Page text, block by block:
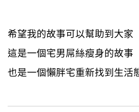
希望我的故事可以幫助到大家
這是一個宅男屌絲瘦身的故事
也是一個懶胖宅重新找到生活